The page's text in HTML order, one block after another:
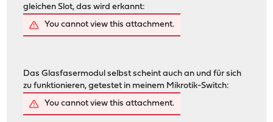
gleichen Slot, das wird erkannt:
You cannot view this attachment.
Das Glasfasermodul selbst scheint auch an und für sich
zu funktionieren, getestet in meinem Mikrotik-Switch:
You cannot view this attachment.